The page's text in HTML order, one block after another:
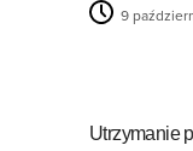
9
Utrzymanie